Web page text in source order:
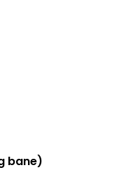
bane)